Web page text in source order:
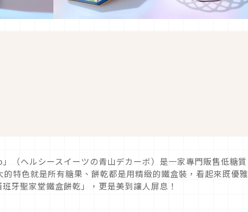
（ヘルシースイーツの青山デカーボ）是一家專門販售低糖質
特色就是所有糖果、餅乾都是用精緻的鐵盒裝，看起來既優雅
牙聖家堂鐵盒餅乾」，更是美到讓人屏息！